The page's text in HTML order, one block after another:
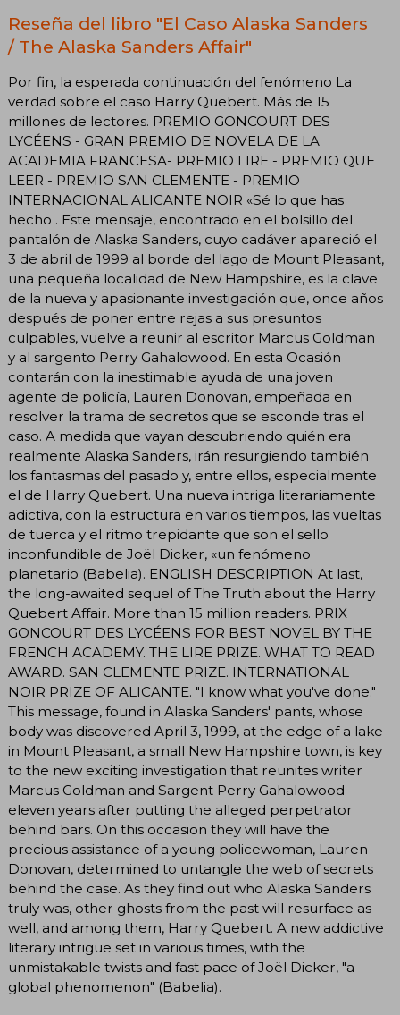
Reseña del libro "El Caso Alaska Sanders
/ The Alaska Sanders Affair"
Por fin, la esperada continuación del fenómeno La
verdad sobre el caso Harry Quebert. Más de 15
millones de lectores. PREMIO GONCOURT DES
LYCÉENS - GRAN PREMIO DE NOVELA DE LA
ACADEMIA FRANCESA- PREMIO LIRE - PREMIO QUE
LEER - PREMIO SAN CLEMENTE - PREMIO
INTERNACIONAL ALICANTE NOIR «Sé lo que has
hecho . Este mensaje, encontrado en el bolsillo del
pantalón de Alaska Sanders, cuyo cadáver apareció el
3 de abril de 1999 al borde del lago de Mount Pleasant,
una pequeña localidad de New Hampshire, es la clave
de la nueva y apasionante investigación que, once años
después de poner entre rejas a sus presuntos
culpables, vuelve a reunir al escritor Marcus Goldman
y al sargento Perry Gahalowood. En esta Ocasión
contarán con la inestimable ayuda de una joven
agente de policía, Lauren Donovan, empeñada en
resolver la trama de secretos que se esconde tras el
caso. A medida que vayan descubriendo quién era
realmente Alaska Sanders, irán resurgiendo también
los fantasmas del pasado y, entre ellos, especialmente
el de Harry Quebert. Una nueva intriga literariamente
adictiva, con la estructura en varios tiempos, las vueltas
de tuerca y el ritmo trepidante que son el sello
inconfundible de Joël Dicker, «un fenómeno
planetario (Babelia). ENGLISH DESCRIPTION At last,
the long-awaited sequel of The Truth about the Harry
Quebert Affair. More than 15 million readers. PRIX
GONCOURT DES LYCÉENS FOR BEST NOVEL BY THE
FRENCH ACADEMY. THE LIRE PRIZE. WHAT TO READ
AWARD. SAN CLEMENTE PRIZE. INTERNATIONAL
NOIR PRIZE OF ALICANTE. "I know what you've done."
This message, found in Alaska Sanders' pants, whose
body was discovered April 3, 1999, at the edge of a lake
in Mount Pleasant, a small New Hampshire town, is key
to the new exciting investigation that reunites writer
Marcus Goldman and Sargent Perry Gahalowood
eleven years after putting the alleged perpetrator
behind bars. On this occasion they will have the
precious assistance of a young policewoman, Lauren
Donovan, determined to untangle the web of secrets
behind the case. As they find out who Alaska Sanders
truly was, other ghosts from the past will resurface as
well, and among them, Harry Quebert. A new addictive
literary intrigue set in various times, with the
unmistakable twists and fast pace of Joël Dicker, "a
global phenomenon" (Babelia).